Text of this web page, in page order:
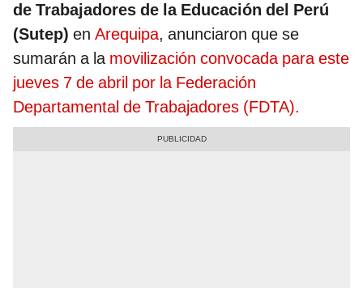
de Trabajadores de la Educación del Perú
(Sutep) en Arequipa, anunciaron que se
sumarán a la movilización convocada para este
jueves 7 de abril por la Federación
Departamental de Trabajadores (FDTA).